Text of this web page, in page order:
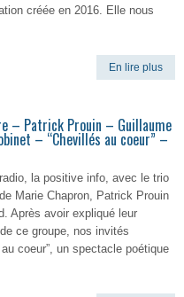
créée en 2016. Elle nous
En lire plus
– Patrick Prouin – Guillaume
– “Chevillés au coeur” –
la positive info, avec le trio
Marie Chapron, Patrick Prouin
Après avoir expliqué leur
ce groupe, nos invités
coeur”, un spectacle poétique